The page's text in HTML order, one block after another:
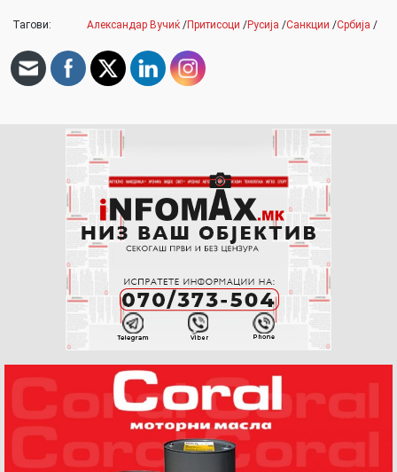
Тагови: Александар Вучиќ /Притисоци /Русија /Санкции /Србија /